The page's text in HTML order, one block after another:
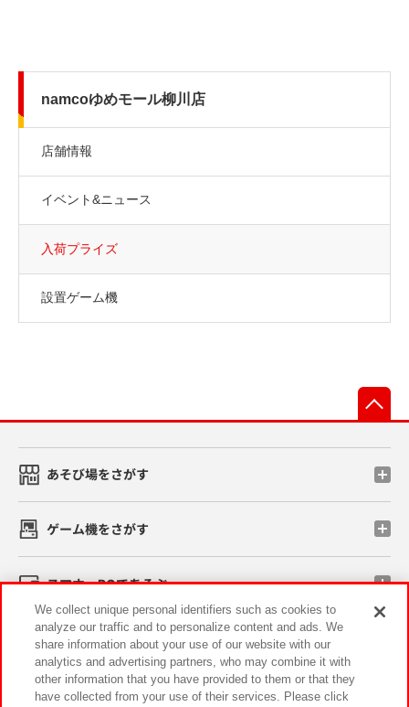
namcoゆめモール柳川店
店舗情報
イベント&ニュース
入荷プライズ
設置ゲーム機
あそび場をさがす
ゲーム機をさがす
スマホ・PCであそぶ
イベント・キャンペーン
We collect unique personal identifiers such as cookies to
analyze our traffic and to personalize content and ads. We
share information about your use of our website with our
analytics and advertising partners, who may combine it with
other information that you have provided to them or that they
have collected from your use of their services. Please click